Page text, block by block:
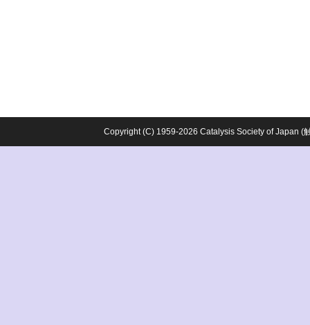
Copyright (C) 1959-2026 Catalysis Society of Japan (